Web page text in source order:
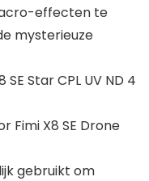
effecten te
mysterieuze
Star CPL UV ND 4
Fimi X8 SE Drone
gebruikt om